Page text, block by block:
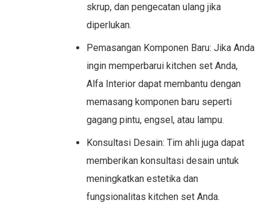
skrup, dan pengecatan ulang jika
diperlukan.
Pemasangan Komponen Baru: Jika Anda
ingin memperbarui kitchen set Anda,
Alfa Interior dapat membantu dengan
memasang komponen baru seperti
gagang pintu, engsel, atau lampu.
Konsultasi Desain: Tim ahli juga dapat
memberikan konsultasi desain untuk
meningkatkan estetika dan
fungsionalitas kitchen set Anda.